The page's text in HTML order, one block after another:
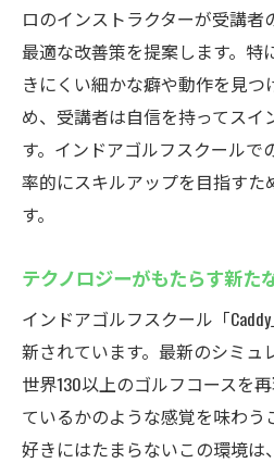
ロのインストラクターが受講者
最適な改善策を提案します。特
きにくい細かな癖や動作を見
め、受講者は自信を持ってスイ
す。インドアゴルフスクールで
率的にスキルアップを目指すた
す。
テクノロジーがもたらす新た
インドアゴルフスクール「
新されています。最新のシミュ
世界130以上のゴルフコースを
ているかのような感覚を味わう
好きにはたまらないこの環境